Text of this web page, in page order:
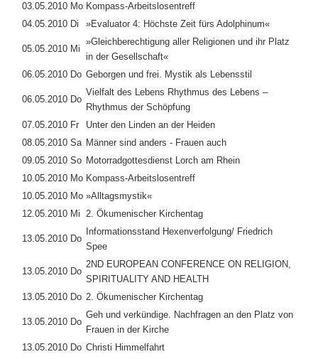
03.05.2010 Mo Kompass-Arbeitslosentreff
04.05.2010 Di
»Evaluator 4: Höchste Zeit fürs Adolphinum«
05.05.2010 Mi
»Gleichberechtigung aller Religionen und ihr Platz
in der Gesellschaft«
06.05.2010 Do Geborgen und frei. Mystik als Lebensstil
06.05.2010 Do
Vielfalt des Lebens Rhythmus des Lebens –
Rhythmus der Schöpfung
07.05.2010 Fr
Unter den Linden an der Heiden
08.05.2010 Sa Männer sind anders - Frauen auch
09.05.2010 So Motorradgottesdienst Lorch am Rhein
10.05.2010 Mo Kompass-Arbeitslosentreff
10.05.2010 Mo »Alltagsmystik«
12.05.2010 Mi 2. Ökumenischer Kirchentag
13.05.2010 Do
Informationsstand Hexenverfolgung/ Friedrich
Spee
13.05.2010 Do
2ND EUROPEAN CONFERENCE ON RELIGION,
SPIRITUALITY AND HEALTH
13.05.2010 Do 2. Ökumenischer Kirchentag
13.05.2010 Do
Geh und verkündige. Nachfragen an den Platz von
Frauen in der Kirche
13.05.2010 Do Christi Himmelfahrt